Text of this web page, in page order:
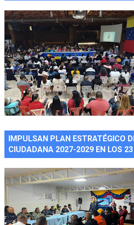
IMPULSAN PLAN ESTRATÉGICO
CIUDADANA 2027-2029 EN LOS